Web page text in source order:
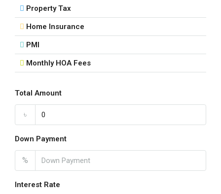
Property Tax
Home Insurance
PMI
Monthly HOA Fees
Total Amount
৳
Down Payment
%
Interest Rate